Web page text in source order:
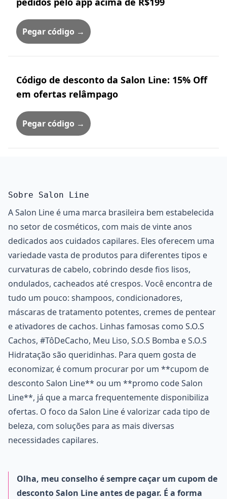
Pegar código →
Código de desconto da Salon Line: 15% Off
em ofertas relâmpago
Pegar código →
Sobre Salon Line
A Salon Line é uma marca brasileira bem estabelecida
no setor de cosméticos, com mais de vinte anos
dedicados aos cuidados capilares. Eles oferecem uma
variedade vasta de produtos para diferentes tipos e
curvaturas de cabelo, cobrindo desde fios lisos,
ondulados, cacheados até crespos. Você encontra de
tudo um pouco: shampoos, condicionadores,
máscaras de tratamento potentes, cremes de pentear
e ativadores de cachos. Linhas famosas como S.O.S
Cachos, #TôDeCacho, Meu Liso, S.O.S Bomba e S.O.S
Hidratação são queridinhas. Para quem gosta de
economizar, é comum procurar por um **cupom de
desconto Salon Line** ou um **promo code Salon
Line**, já que a marca frequentemente disponibiliza
ofertas. O foco da Salon Line é valorizar cada tipo de
beleza, com soluções para as mais diversas
necessidades capilares.
Olha, meu conselho é sempre caçar um cupom de
desconto Salon Line antes de pagar. É a forma